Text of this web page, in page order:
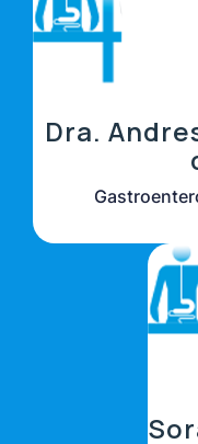
Dra.